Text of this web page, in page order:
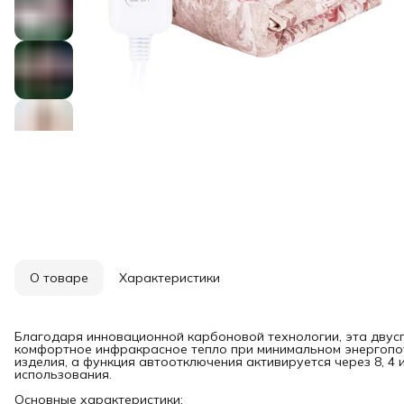
О товаре Характеристики
Благодаря инновационной карбоновой технологии, эта
комфортное инфракрасное тепло при минимальном
изделия, а функция автоотключения активируется через 8, 4
использования.
Основные характеристики: